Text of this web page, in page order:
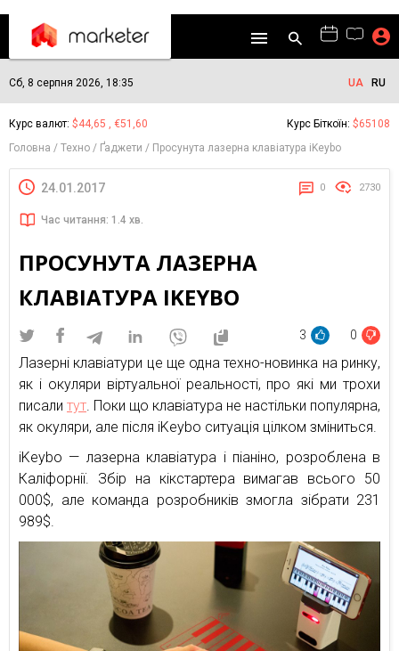
Сб, 8 серпня 2026, 18:35 UA RU
Курс валют: $44,65 , €51,60 Курс Біткоїн: $65108
Головна
Техно Ґаджети Просунута лазерна клавіатура iKeybo
24.01.2017 0 2730
Час читання: 1.4 хв.
ПРОСУНУТА ЛАЗЕРНА
КЛАВІАТУРА IKEYBO
3 0
Лазерні клавіатури це ще одна техно-новинка на ринку,
як і окуляри віртуальної реальності, про які ми трохи
писали тут. Поки що клавіатура не настільки популярна,
як окуляри, але після iKeybo ситуація цілком зміниться.
iKeybo — лазерна клавіатура і піаніно, розроблена в
Каліфорнії. Збір на кікстартера вимагав всього 50
000$, але команда розробників змогла зібрати 231
989$.